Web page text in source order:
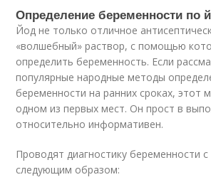
Определение беременности по
Йод не только отличное
«волшебный» раствор, с помощью
определить беременность. Если
популярные народные методы
беременности на ранних сроках, этот
одном из первых мест. Он прост в
относительно информативен.
Проводят диагностику беременности
следующим образом: